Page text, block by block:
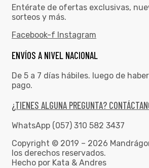
Entérate de ofertas exclusivas,
sorteos y más.
Facebook-f Instagram
ENVÍOS A NIVEL NACIONAL
De 5 a 7 días hábiles. luego de
pago.
¿TIENES ALGUNA PREGUNTA?
WhatsApp (057) 310 582 3437
Copyright © 2019 – 2026
los derechos reservados.
Hecho por Kata & Andres